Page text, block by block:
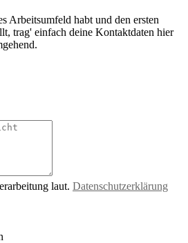
Arbeitsumfeld habt und den ersten
trag' einfach deine Kontaktdaten hier
laut. Datenschutzerklärung